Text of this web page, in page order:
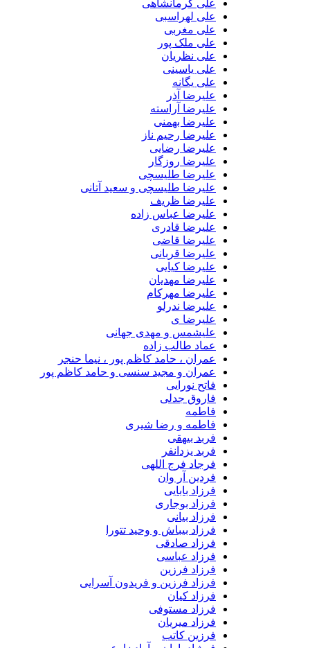
علی کرمانشاهی
علی لهراسبی
علی مغربی
علی ملک پور
علی نظریان
علی یاسینی
علی یگانه
علیرضا آذر
علیرضا آراسته
علیرضا بهمنی
علیرضا رحیم ناز
علیرضا رضایی
علیرضا روزگار
علیرضا طلیسچی
علیرضا طلیسچی و سعید آتانی
علیرضا ظریف
علیرضا عباس زاده
علیرضا قادری
علیرضا قاضی
علیرضا قربانی
علیرضا کیایی
علیرضا مهدیان
علیرضا مهرکام
علیرضا ندرلو
علیرضا ی
علیشمس و مهدی جهانی
عماد طالب زاده
عمران ، حامد کاظم پور ، نیما حنجر
عمران و مجید سنسی و حامد کاظم پور
فاتح نورایی
فاروق جدلی
فاطمه
فاطمه و رضا شیری
فربد بیهقی
فربد یزدانفر
فرجاد فرج اللهی
فردین آر وان
فرزاد بابایی
فرزاد بوجاری
فرزاد بیانی
فرزاد بیباش و وحید تتورا
فرزاد صادقی
فرزاد عباسی
فرزاد فرزین
فرزاد فرزین و فریدون آسرایی
فرزاد کیان
فرزاد مستوفی
فرزاد میریان
فرزین کاتب